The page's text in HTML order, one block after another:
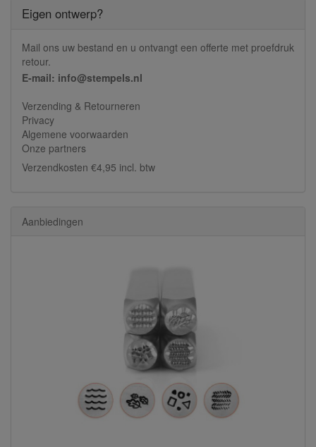
Eigen ontwerp?
Mail ons uw bestand en u ontvangt een offerte met proefdruk
retour.
E-mail: info@stempels.nl
Verzending & Retourneren
Privacy
Algemene voorwaarden
Onze partners
Verzendkosten €4,95 incl. btw
Aanbiedingen